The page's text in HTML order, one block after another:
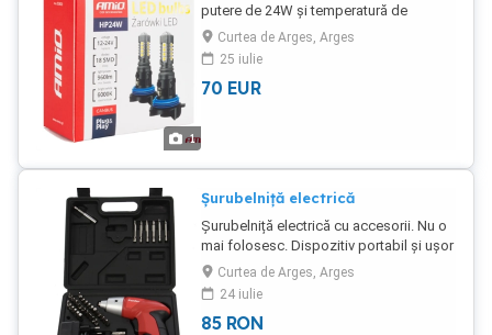
1
putere de 24W și temperatură de
culoare de 6000K. Sunt compatibili cu
tensiunea de 12-24V și au 18 LED-uri
SMD. Aceste becuri LED asigură o
lumină albă strălucitoare și o iluminare
Curtea de Arges, Arges
25 iulie
70 EUR
Șurubelniță electrică
Șurubelniță electrică cu accesorii. Nu o
mai folosesc. Dispozitiv portabil și ușor
de utilizat, potrivit pentru diverse lucrări
de montaj și reparații. Setul include o
varietate de capete și adaptoare pentru
a oferi flexibilitate în utilizare.
Curtea de Arges, Arges
24 iulie
85 RON